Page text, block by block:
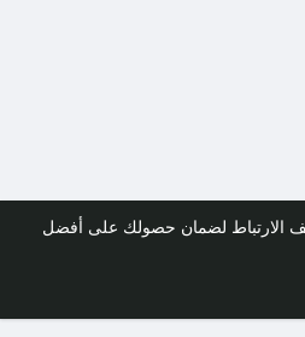
الارتباط لضمان حصولك على أفضل